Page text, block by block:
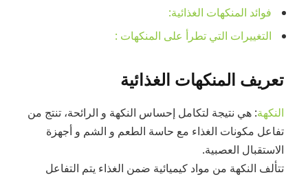
فوائد المنكهات الغذائية:
التغييرات التي تطرأ على المنكهات :
تعريف المنكهات الغذائية
النكهة: هي نتيجة لتكامل إحساس النكهة و الرائحة، تنتج من
تفاعل مكونات الغذاء مع حاسة الطعم و الشم و أجهزة
الاستقبال العصبية.
تتألف النكهة من مواد كيميائية ضمن الغذاء يتم التفاعل